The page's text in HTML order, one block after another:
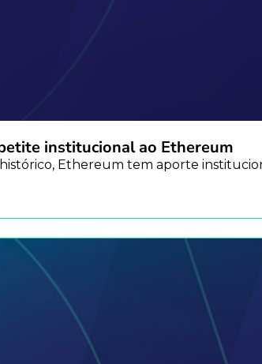
institucional ao Ethereum
Ethereum tem aporte